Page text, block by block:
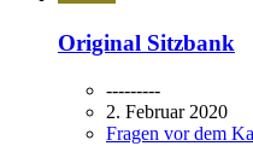
Original Sitzbank
---------
2. Februar 2020
Fragen vor dem